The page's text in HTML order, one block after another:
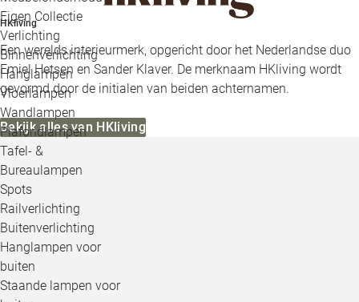
Eigen Collectie
Verlichting
Binnenverlichting
Hanglampen
Vloerlampen
Wandlampen
Plafondlampen
Tafel- &
Bureaulampen
Spots
Railverlichting
Buitenverlichting
Hanglampen voor
buiten
Staande lampen voor
HKliving
Een werelds interieurmerk, opgericht door het Nederlandse duo
Emiel Hetsen en Sander Klaver. De merknaam HKliving wordt
gevormd door de initialen van beiden achternamen.
Bekijk alles van HKliving